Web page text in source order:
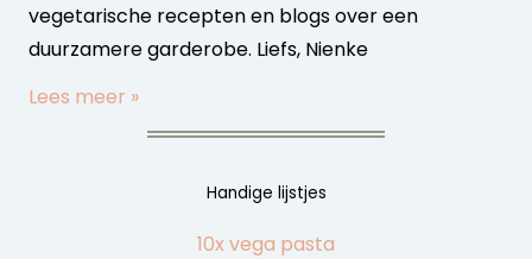
vegetarische recepten en blogs over een
duurzamere garderobe. Liefs, Nienke
Lees meer »
Handige lijstjes
10x vega pasta